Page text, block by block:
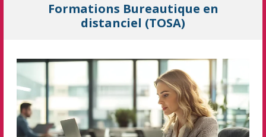
Formations Bureautique en
distanciel (TOSA)